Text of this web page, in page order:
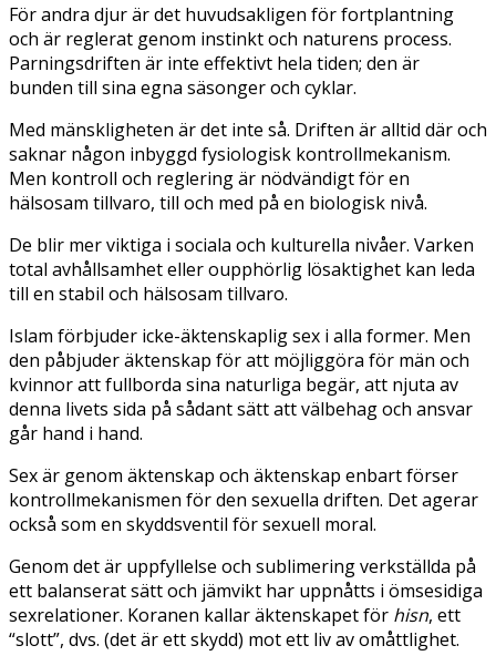
För andra djur är det huvudsakligen för fortplantning
och är reglerat genom instinkt och naturens process.
Parningsdriften är inte effektivt hela tiden; den är
bunden till sina egna säsonger och cyklar.
Med mänskligheten är det inte så. Driften är alltid där och
saknar någon inbyggd fysiologisk kontrollmekanism.
Men kontroll och reglering är nödvändigt för en
hälsosam tillvaro, till och med på en biologisk nivå.
De blir mer viktiga i sociala och kulturella nivåer. Varken
total avhållsamhet eller oupphörlig lösaktighet kan leda
till en stabil och hälsosam tillvaro.
Islam förbjuder icke-äktenskaplig sex i alla former. Men
den påbjuder äktenskap för att möjliggöra för män och
kvinnor att fullborda sina naturliga begär, att njuta av
denna livets sida på sådant sätt att välbehag och ansvar
går hand i hand.
Sex är genom äktenskap och äktenskap enbart förser
kontrollmekanismen för den sexuella driften. Det agerar
också som en skyddsventil för sexuell moral.
Genom det är uppfyllelse och sublimering verkställda på
ett balanserat sätt och jämvikt har uppnåtts i ömsesidiga
sexrelationer. Koranen kallar äktenskapet för hisn, ett
“slott”, dvs. (det är ett skydd) mot ett liv av omåttlighet.